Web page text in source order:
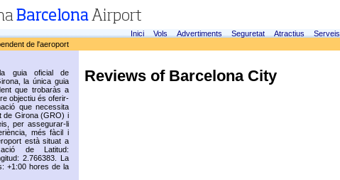
Inici Vols Advertiments Seguretat Atractius Serveis
de l'aeroport
guia oficial de
la única guia
que trobaràs a
objectiu és oferir-
que necessita
de Girona (GRO) i
per assegurar-li
més fàcil i
està situat a
de Latitud:
2.766383. La
+1:00 hores de la
Reviews of Barcelona City